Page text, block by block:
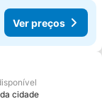
Ver preços
favoritos
cidade